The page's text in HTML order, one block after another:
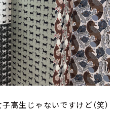
高生じゃないですけど（笑）